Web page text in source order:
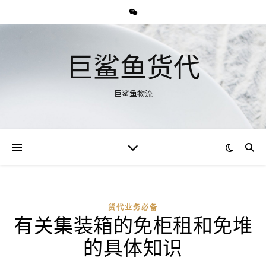
巨鲨鱼货代
巨鲨鱼物流
货代业务必备
有关集装箱的免柜租和免堆
的具体知识